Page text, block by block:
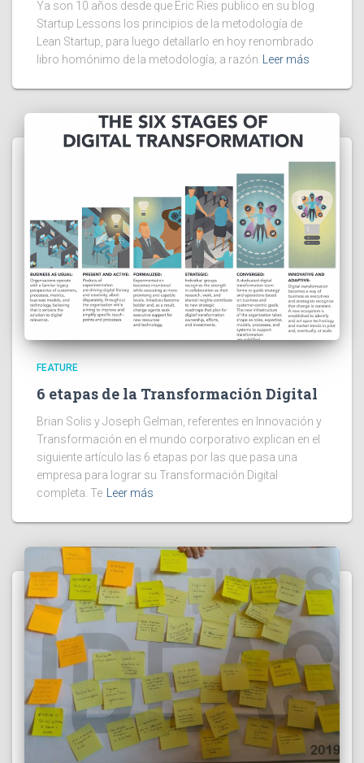
Ya son 10 años desde que Eric Ries publico en su blog
Startup Lessons los principios de la metodología de
Lean Startup, para luego detallarlo en hoy renombrado
libro homónimo de la metodología; a razón Leer más
FEATURE
6 etapas de la Transformación Digital
Brian Solis y Joseph Gelman, referentes en Innovación y
Transformación en el mundo corporativo explican en el
siguiente artículo las 6 etapas por las que pasa una
empresa para lograr su Transformación Digital
completa. Te
Leer más